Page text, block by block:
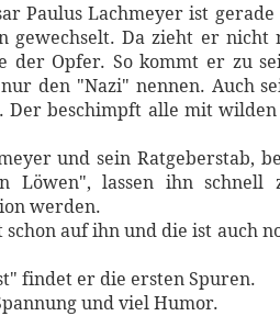
Paulus Lachmeyer ist
gewechselt. Da zieht er nicht
der Opfer. So kommt er zu
den "Nazi" nennen. Auch
Der beschimpft alle mit
und sein Ratgeberstab,
Löwen", lassen ihn
werden.
auf ihn und die ist auch
findet er die ersten Spuren.
und viel Humor.